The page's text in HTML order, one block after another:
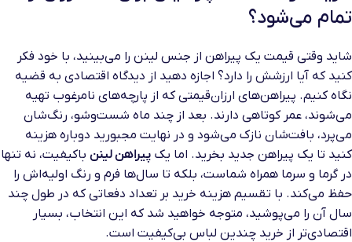
تمام می‌شود؟
شاید وقتی قیمت یک پیراهن از جنس لینن را می‌بینید، با خود فکر
کنید که آیا ارزشش را دارد؟ اجازه دهید از دیدگاه اقتصادی به قضیه
نگاه کنیم. پیراهن‌های ارزان‌قیمتی که از پارچه‌های نامرغوب تهیه
می‌شوند، عمر کوتاهی دارند. بعد از چند ماه شست‌وشو، رنگ‌شان
می‌پرد، بافت‌شان نازک می‌شود و در نهایت مجبورید دوباره هزینه
کنید تا یک پیراهن جدید بخرید. اما یک پیراهن لینن باکیفیت، نه تنها
در گرما و سرما همراه شماست، بلکه تا سال‌ها فرم و رنگ اولیه‌اش را
حفظ می‌کند. با تقسیم هزینه خرید بر تعداد دفعاتی که در طول چند
سال آن را می‌پوشید، متوجه خواهید شد که این انتخاب، بسیار
اقتصادی‌تر از خرید چندین لباس بی‌کیفیت است.